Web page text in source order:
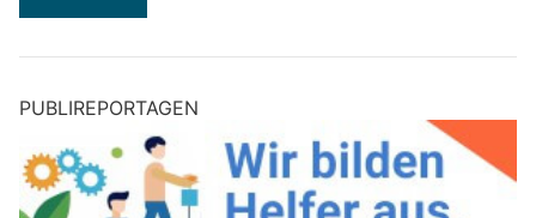
PUBLIREPORTAGEN